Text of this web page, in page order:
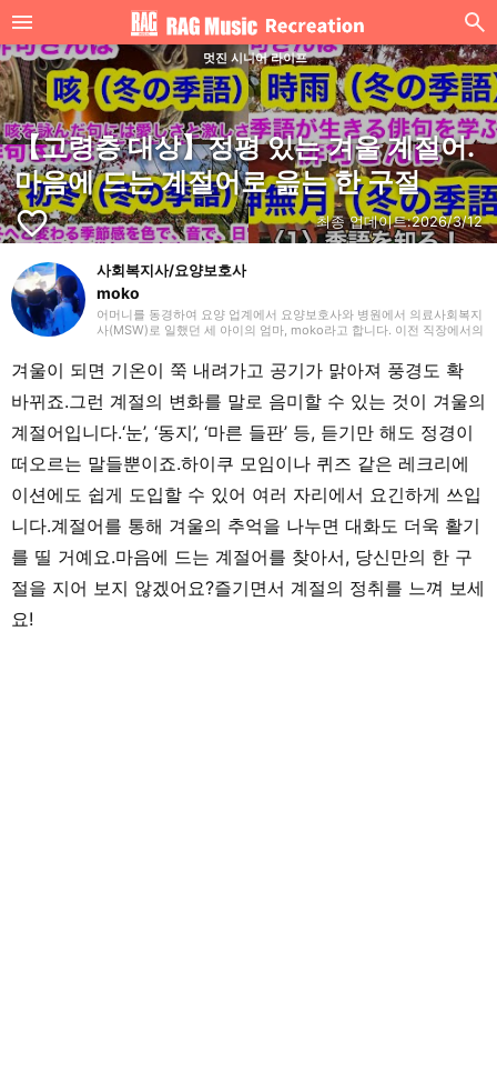
멋진 시니어 라이프
【고령층 대상】정평 있는 겨울 계절어.
마음에 드는 계절어로 읊는 한 구절
favorite_border 최종 업데이트:2026/3/12
사회복지사/요양보호사
moko
어머니를 동경하여 요양 업계에서 요양보호사와 병원에서 의료사회복지
사(MSW)로 일했던 세 아이의 엄마, moko라고 합니다. 이전 직장에서의
니다.
겨울이 되면 기온이 쭉 내려가고 공기가 맑아져 풍경도 확
바뀌죠.그런 계절의 변화를 말로 음미할 수 있는 것이 겨울의
계절어입니다.‘눈’, ‘동지’, ‘마른 들판’ 등, 듣기만 해도 정경이
떠오르는 말들뿐이죠.하이쿠 모임이나 퀴즈 같은 레크리에
이션에도 쉽게 도입할 수 있어 여러 자리에서 요긴하게 쓰입
니다.계절어를 통해 겨울의 추억을 나누면 대화도 더욱 활기
를 띨 거예요.마음에 드는 계절어를 찾아서, 당신만의 한 구
절을 지어 보지 않겠어요?즐기면서 계절의 정취를 느껴 보세
요!